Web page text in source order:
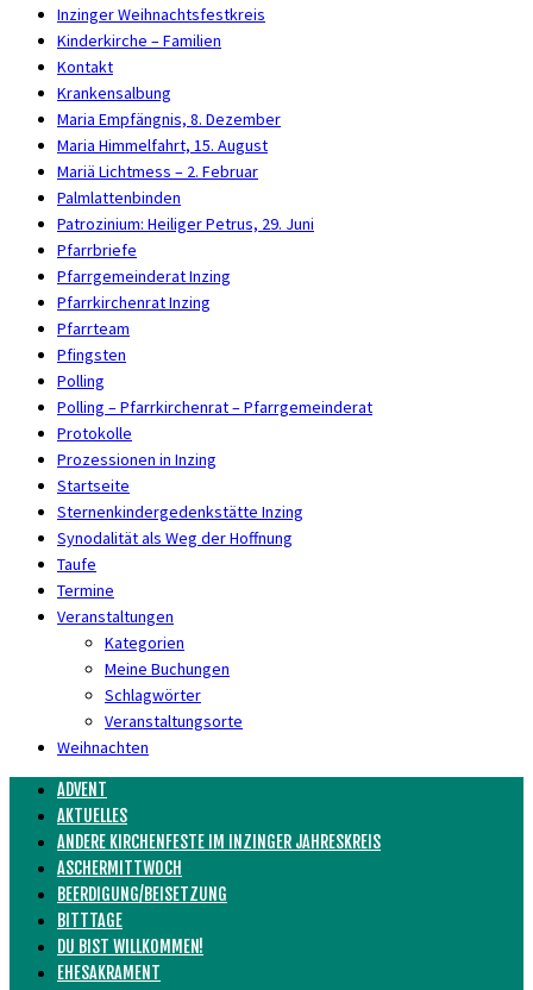
Inzinger Weihnachtsfestkreis
Kinderkirche – Familien
Kontakt
Krankensalbung
Maria Empfängnis, 8. Dezember
Maria Himmelfahrt, 15. August
Mariä Lichtmess – 2. Februar
Palmlattenbinden
Patrozinium: Heiliger Petrus, 29. Juni
Pfarrbriefe
Pfarrgemeinderat Inzing
Pfarrkirchenrat Inzing
Pfarrteam
Pfingsten
Polling
Polling – Pfarrkirchenrat – Pfarrgemeinderat
Protokolle
Prozessionen in Inzing
Startseite
Sternenkindergedenkstätte Inzing
Synodalität als Weg der Hoffnung
Taufe
Termine
Veranstaltungen
Kategorien
Meine Buchungen
Schlagwörter
Veranstaltungsorte
Weihnachten
ADVENT
AKTUELLES
ANDERE KIRCHENFESTE IM INZINGER JAHRESKREIS
ASCHERMITTWOCH
BEERDIGUNG/BEISETZUNG
BITTTAGE
DU BIST WILLKOMMEN!
EHESAKRAMENT